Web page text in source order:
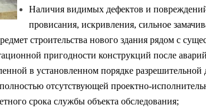
Наличия видимых дефектов и
провисания, искривления, сильное
строительства нового здания рядом с
пригодности конструкций после
в установленном порядке разрешительной
отсутствующей проектно-
срока службы объекта обследования;